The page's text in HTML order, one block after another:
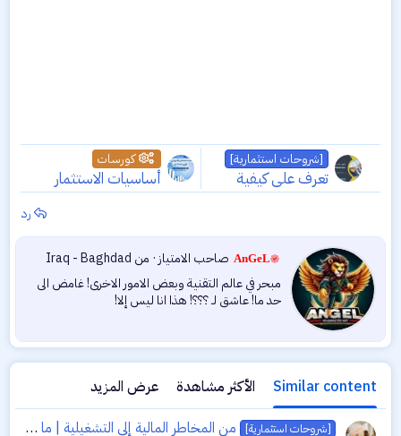
[شروحات استثمارية]
تعرف على كيفية
تحديد نسبة
كورسات
أساسيات الاستثمار
بالأسهم من الصفر -
رد
ك
ت
ب
ب
س
ة
AnGeL صاحب الامتياز · من Iraq - Baghdad
مبحر في عالم التقنية وبعض الامور الاخرى! غامض الى
حد ما! عاشق لـ ؟؟؟! هذا انا ليس إلا!
Similar content الأكثر مشاهدة عرض المزيد
[شروحات استثمارية] من المخاطر المالية إلى التشغيلية | ما هي الخطوات الخمس لتقييم المخاطر؟